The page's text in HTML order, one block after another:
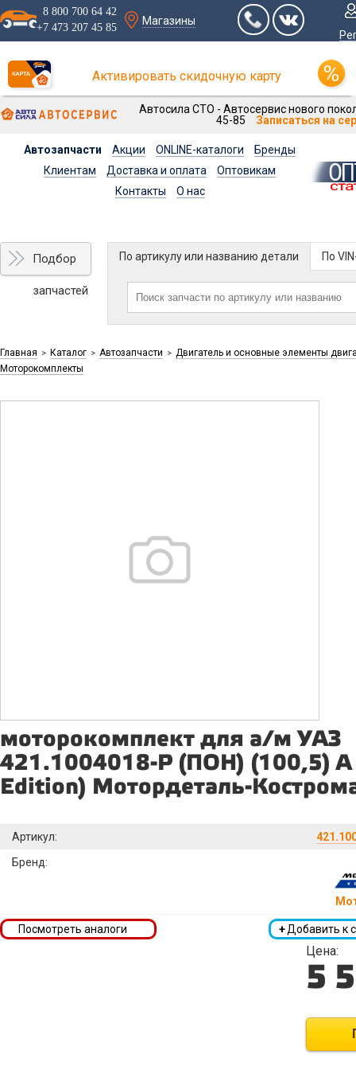
8 800 700 64 42
+7 473 207 45 85
Магазины
Активировать скидочную карту
Автосила СТО - Автосервис нового
45-85
Записаться на
Автозапчасти Акции ONLINE-каталоги
Бренды
Клиентам
Доставка и оплата
Оптовикам
Контакты
О нас
Подбор
запчастей
По артикулу или названию детали По
Главная > Каталог > Автозапчасти > Двигатель и основные элементы
Моторокомплекты
моторокомплект для а/м УАЗ
421.1004018-Р (ПОН) (100,5) А
Edition) Мотордеталь-
Артикул:
Бренд:
+Добавить к
Посмотреть аналоги
Цена:
5